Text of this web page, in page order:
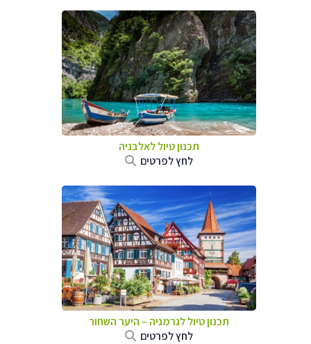
תכנון טיול לאלבניה
לחץ לפרטים
תכנון טיול לגרמניה – היער השחור
לחץ לפרטים